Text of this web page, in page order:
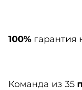
100%гарантия
Команда из 35